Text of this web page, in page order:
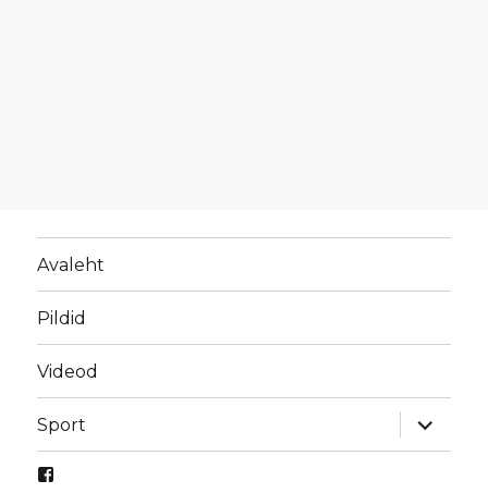
Avaleht
Pildid
Videod
Sport
laienda